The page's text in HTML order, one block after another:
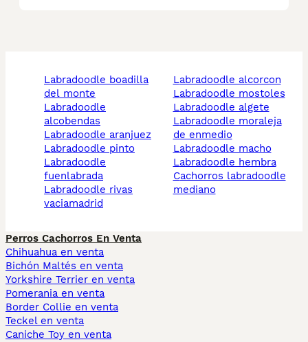
labradoodle boadilla
del monte
labradoodle
alcobendas
labradoodle aranjuez
labradoodle pinto
labradoodle
fuenlabrada
labradoodle rivas
vaciamadrid
labradoodle alcorcon
labradoodle mostoles
labradoodle algete
labradoodle moraleja
de enmedio
labradoodle macho
labradoodle hembra
cachorros labradoodle
mediano
Perros Cachorros En Venta
Chihuahua en venta
Bichón Maltés en venta
Yorkshire Terrier en venta
Pomerania en venta
Border Collie en venta
Teckel en venta
Caniche Toy en venta